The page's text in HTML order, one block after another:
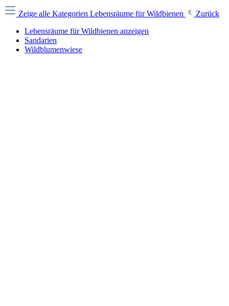
Zeige alle Kategorien Lebensräume für Wildbienen
Zurück
Lebensräume für Wildbienen anzeigen
Sandarien
Wildblumenwiese